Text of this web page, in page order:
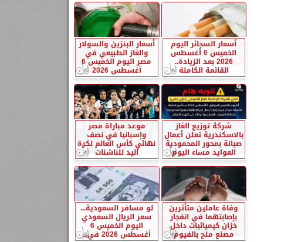
أسعار السجائر اليوم
الخميس 6 أغسطس
2026 بعد الزيادة..
القائمة الكاملة
أسعار البنزين والسولار
والغاز الطبيعي في
مصر اليوم الخميس 6
أغسطس 2026
شركة توزيع الغاز
بالاسكندرية تعلن أعمال
صيانة بمحور المحمودية
العوايد مساء اليوم
موعد مباراة مصر
وإسبانيا في نصف
نهائي كأس العالم لكرة
اليد للناشئات
وفاة عاملين متأثرين
بإصابتهما في انفجار
خزان كيميائيات داخل
مصنع ملح بالفيوم
لو مسافر السعودية...
سعر الريال السعودي
اليوم الخميس 6
أغسطس 2026 في...